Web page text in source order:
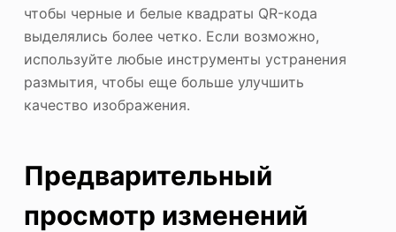
чтобы черные и белые квадраты QR-кода
выделялись более четко. Если возможно,
используйте любые инструменты устранения
размытия, чтобы еще больше улучшить
качество изображения.
Предварительный
просмотр изменений